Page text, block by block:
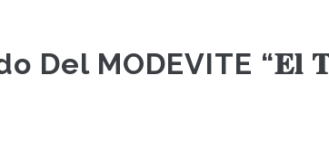
Del MODEVITE “𝐄𝐥